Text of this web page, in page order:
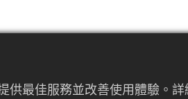
最佳服務並改善使用體驗。